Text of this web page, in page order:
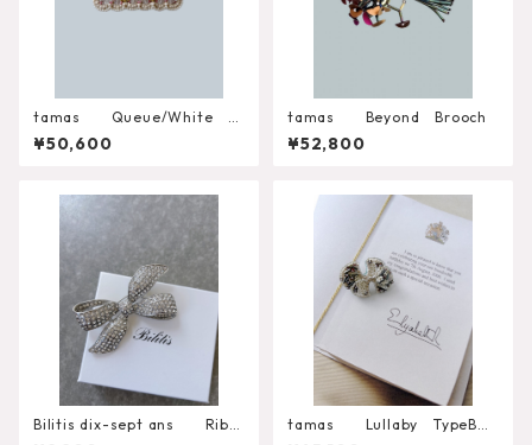
tamas Queue/White Br
ooch
¥50,600
tamas Beyond Brooch
¥52,800
Bilitis dix-sept ans Ribb
tamas Lullaby TypeB